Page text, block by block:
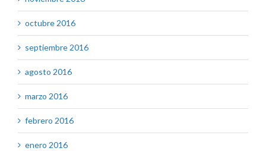
octubre 2016
septiembre 2016
agosto 2016
marzo 2016
febrero 2016
enero 2016